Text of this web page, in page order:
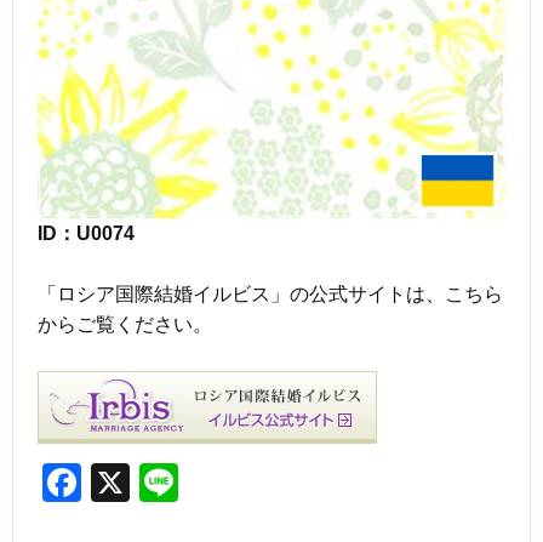
ID：U0074
「ロシア国際結婚イルビス」の公式サイトは、こちら
からご覧ください。
F
X